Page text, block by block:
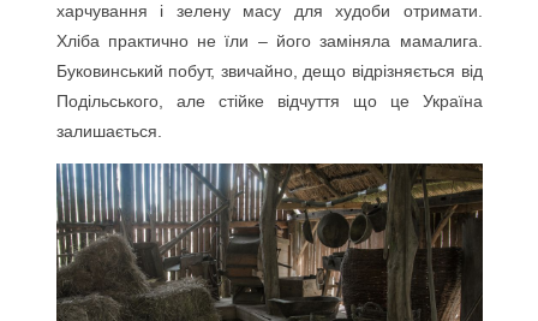
харчування і зелену масу для худоби отримати.
Хліба практично не їли – його заміняла мамалига.
Буковинський побут, звичайно, дещо відрізняється від
Подільського, але стійке відчуття що це Україна
залишається.